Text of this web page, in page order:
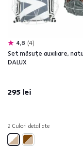
4,8 4
Set măsuţe auxiliare,
DALUX
295 lei
2 Culori detaliate